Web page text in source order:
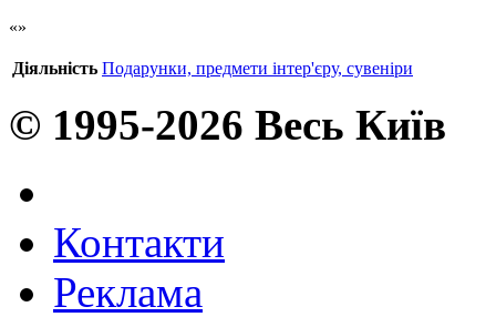
Діяльність Подарунки, предмети інтер'єру, сувеніри
© 1995-2026 Весь Київ
Контакти
Реклама